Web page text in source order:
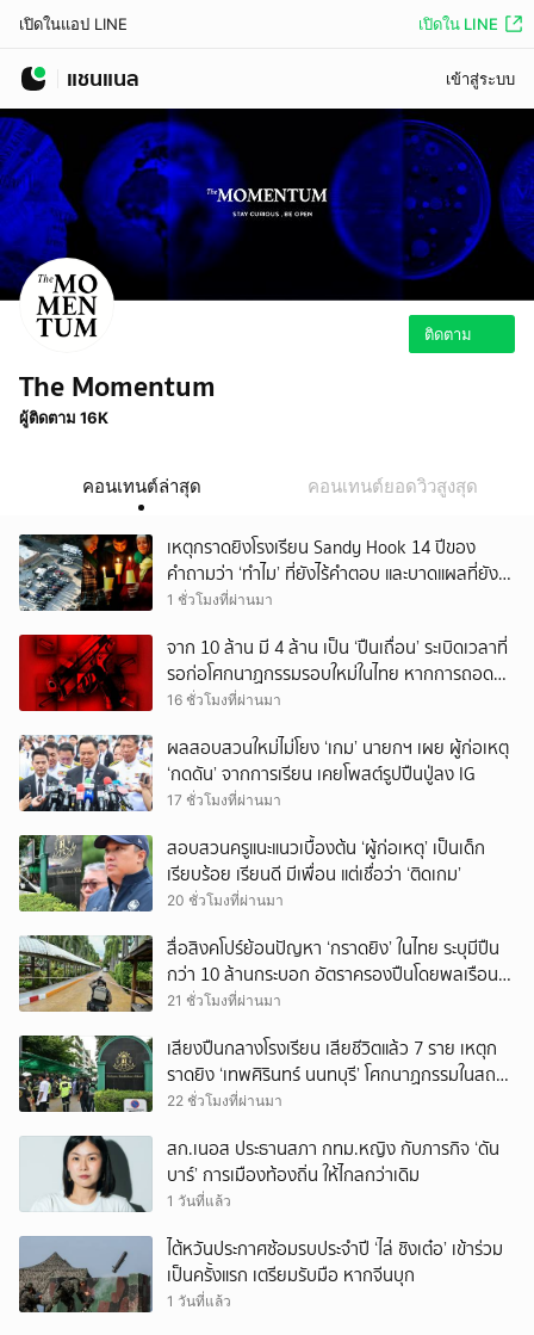
เปิดในแอป LINE เปิดใน LINE
แชนแนล เข้าสู่ระบบ
ติดตาม
The Momentum
ผู้ติดตาม 16K
คอนเทนต์ล่าสุด คอนเทนต์ยอดวิวสูงสุด
เหตุกราดยิงโรงเรียน Sandy Hook 14 ปีของ
คำถามว่า ‘ทำไม’ ที่ยังไร้คำตอบ และบาดแผลที่ยัง
ทวงความรับผิดชอบไม่จบ
1 ชั่วโมงที่ผ่านมา
จาก 10 ล้าน มี 4 ล้าน เป็น ‘ปืนเถื่อน’ ระเบิดเวลาที่
รอก่อโศกนาฏกรรมรอบใหม่ในไทย หากการถอดบท
เรียนของรัฐเป็นเพียง ‘ลมปาก’
16 ชั่วโมงที่ผ่านมา
ผลสอบสวนใหม่ไม่โยง ‘เกม’ นายกฯ เผย ผู้ก่อเหตุ
‘กดดัน’ จากการเรียน เคยโพสต์รูปปืนปู่ลง IG
17 ชั่วโมงที่ผ่านมา
สอบสวนครูแนะแนวเบื้องต้น ‘ผู้ก่อเหตุ’ เป็นเด็ก
เรียบร้อย เรียนดี มีเพื่อน แต่เชื่อว่า ‘ติดเกม’
20 ชั่วโมงที่ผ่านมา
สื่อสิงคโปร์ย้อนปัญหา ‘กราดยิง’ ในไทย ระบุมีปืน
กว่า 10 ล้านกระบอก อัตราครองปืนโดยพลเรือน
สูงที่สุดในภูมิภาค
21 ชั่วโมงที่ผ่านมา
เสียงปืนกลางโรงเรียน เสียชีวิตแล้ว 7 ราย เหตุก
ราดยิง ‘เทพศิรินทร์ นนทบุรี’ โศกนาฏกรรมในสถาน
ศึกษา ครั้งที่ 2 ในรอบปี
22 ชั่วโมงที่ผ่านมา
สก.เนอส ประธานสภา กทม.หญิง กับภารกิจ ‘ดัน
บาร์’ การเมืองท้องถิ่น ให้ไกลกว่าเดิม
1 วันที่แล้ว
ไต้หวันประกาศซ้อมรบประจำปี ‘ไล่ ชิงเต๋อ’ เข้าร่วม
เป็นครั้งแรก เตรียมรับมือ หากจีนบุก
1 วันที่แล้ว